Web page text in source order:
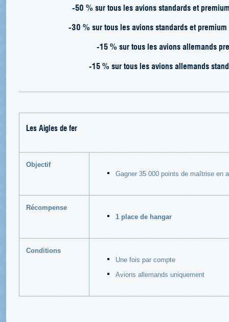
-50 % sur tous les avions standards et
-30 % sur tous les avions standards et
-15 % sur tous les avions allemands
-15 % sur tous les avions allemands
Les Aigles de fer
Objectif
Gagner 35 000 points de maîtrise en
Récompense
1 place de hangar
Conditions
Une fois par compte
Avions allemands uniquement